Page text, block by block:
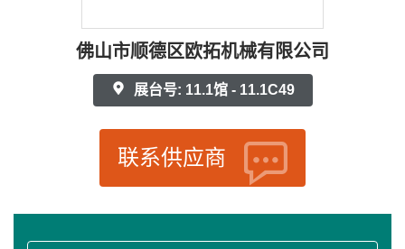
佛山市顺德区欧拓机械有限公司
展台号: 11.1馆 - 11.1C49
联系供应商